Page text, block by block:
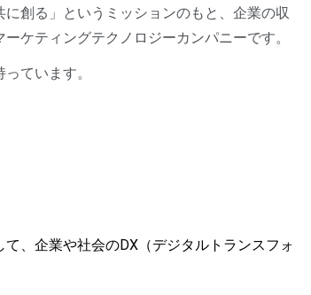
創る」というミッションのもと、企業の収
ケティングテクノロジーカンパニーです。
ています。
、企業や社会のDX（デジタルトランスフォ